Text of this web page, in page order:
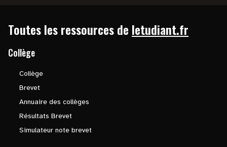
Toutes les ressources de letudiant.fr
Collège
Collège
Brevet
Annuaire des collèges
Résultats Brevet
Simulateur note brevet